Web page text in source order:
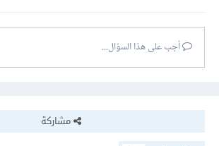
أجب على هذا السؤال...
مشاركة